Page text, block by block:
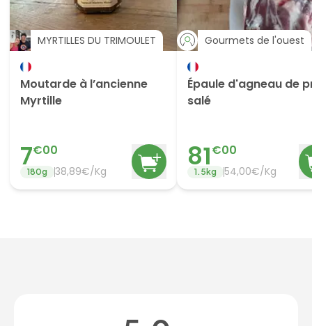
MYRTILLES DU TRIMOULET
Moutarde à l’ancienne
Myrtille
7€00
180g 38,89€/Kg
Gourmets de l'ouest
Épaule d'agneau de
salé
81€00
1.5kg 54,00€/Kg